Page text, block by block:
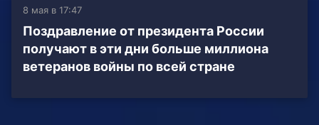
8 мая в 17:47
Поздравление от президента России
получают в эти дни больше миллиона
ветеранов войны по всей стране